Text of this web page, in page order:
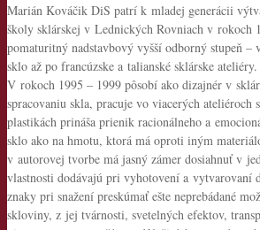
Marián Kováčik DiS patrí k mladej generácii
školy sklárskej v Lednických Rovniach v rokoch
pomaturitný nadstavbový vyšší odborný stupeň –
sklo až po francúzske a talianské sklárske
V rokoch 1995 – 1999 pôsobí ako dizajnér v
spracovaniu skla, pracuje vo viacerých
plastikách prináša prienik racionálneho a
sklo ako na hmotu, ktorá má oproti iným
v autorovej tvorbe má jasný zámer dosiahnuť v
vlastnosti dodávajú pri vyhotovení a vytvarovaní
znaky pri snažení preskúmať ešte neprebádané
skloviny, z jej tvárnosti, svetelných efektov,